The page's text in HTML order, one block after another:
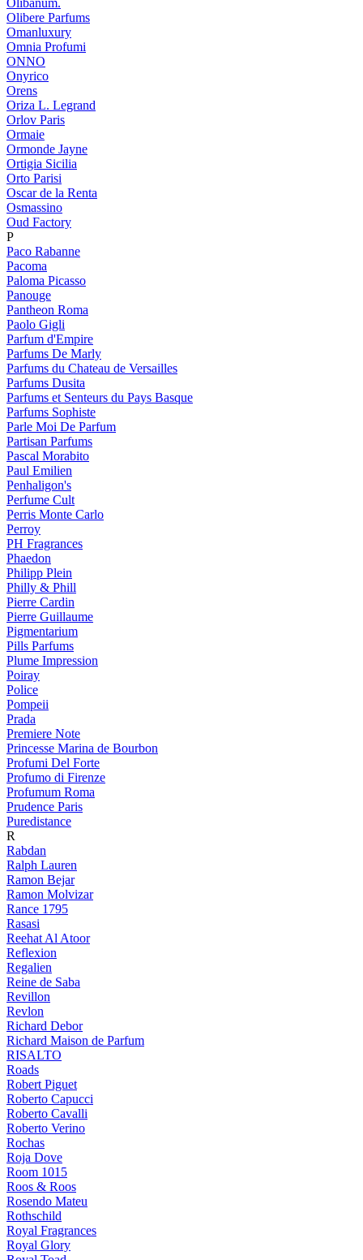
Olibanum.
Olibere Parfums
Omanluxury
Omnia Profumi
ONNO
Onyrico
Orens
Oriza L. Legrand
Orlov Paris
Ormaie
Ormonde Jayne
Ortigia Sicilia
Orto Parisi
Oscar de la Renta
Osmassino
Oud Factory
P
Paco Rabanne
Pacoma
Paloma Picasso
Panouge
Pantheon Roma
Paolo Gigli
Parfum d'Empire
Parfums De Marly
Parfums du Chateau de Versailles
Parfums Dusita
Parfums et Senteurs du Pays Basque
Parfums Sophiste
Parle Moi De Parfum
Partisan Parfums
Pascal Morabito
Paul Emilien
Penhaligon's
Perfume Cult
Perris Monte Carlo
Perroy
PH Fragrances
Phaedon
Philipp Plein
Philly & Phill
Pierre Cardin
Pierre Guillaume
Pigmentarium
Pills Parfums
Plume Impression
Poiray
Police
Pompeii
Prada
Premiere Note
Princesse Marina de Bourbon
Profumi Del Forte
Profumo di Firenze
Profumum Roma
Prudence Paris
Puredistance
R
Rabdan
Ralph Lauren
Ramon Bejar
Ramon Molvizar
Rance 1795
Rasasi
Reehat Al Atoor
Reflexion
Regalien
Reine de Saba
Revillon
Revlon
Richard Debor
Richard Maison de Parfum
RISALTO
Roads
Robert Piguet
Roberto Capucci
Roberto Cavalli
Roberto Verino
Rochas
Roja Dove
Room 1015
Roos & Roos
Rosendo Mateu
Rothschild
Royal Fragrances
Royal Glory